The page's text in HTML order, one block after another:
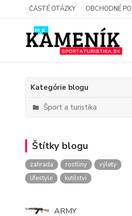
ČASTÉ OTÁZKY OBCHODNÉ
Kategórie blogu
Šport a turistika
Štítky blogu
zahrada rostliny
výlety
lifestyle
kutilství
ARMY